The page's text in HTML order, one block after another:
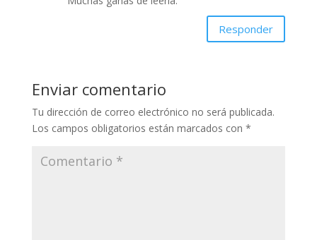
Responder
Enviar comentario
Tu dirección de correo electrónico no será publicada.
Los campos obligatorios están marcados con *